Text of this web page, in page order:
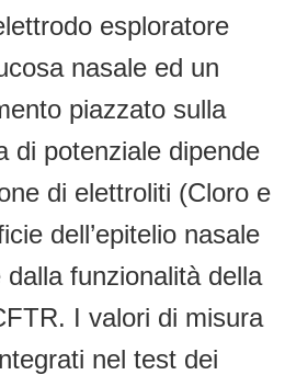
esploratore
nasale ed un
piazzato sulla
di potenziale dipende
di elettroliti (Cloro e
dell’epitelio nasale
funzionalità della
I valori di misura
nel test dei